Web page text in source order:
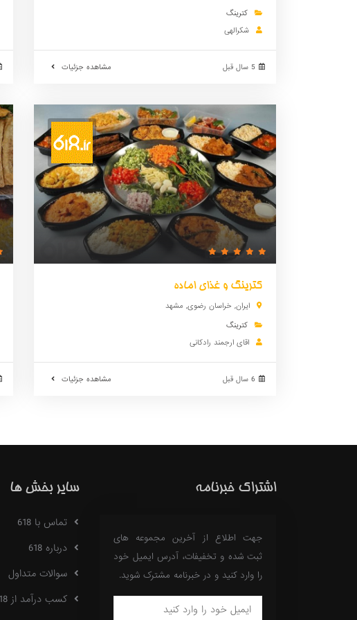
کترینگ
شکرالهی
مشاهده جزئیات 5 سال قبل
کترینگ و غذای اماده
ایران, خراسان رضوی, مشهد
کترینگ
اقای ارجمند رادکانی
مشاهده جزئیات 6 سال قبل
اشتراک خبرنامه
جهت اطلاع از آخرین مجموعه های
ثبت شده و تخفیفات، آدرس ایمیل خود
را وارد کنید و در خبرنامه مشترک شوید.
سایر بخش ها
تماس با 618
درباره 618
سوالات متداول
کسب درآمد از 618